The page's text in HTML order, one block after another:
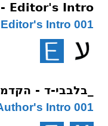
Editor's Intro
001 Editor's Intro
_בלבבי-ד -
001 Author's Intro